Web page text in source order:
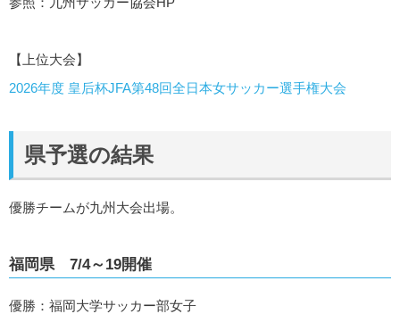
【上位大会】
2026年度 皇后杯JFA第48回全日本女サッカー選手権大会
県予選の結果
優勝チームが九州大会出場。
福岡県 7/4～19開催
優勝：福岡⼤学サッカー部⼥⼦